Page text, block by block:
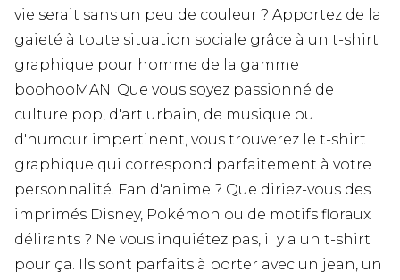
vie serait sans un peu de couleur ? Apportez de la
gaieté à toute situation sociale grâce à un t-shirt
graphique pour homme de la gamme
boohooMAN. Que vous soyez passionné de
culture pop, d'art urbain, de musique ou
d'humour impertinent, vous trouverez le t-shirt
graphique qui correspond parfaitement à votre
personnalité. Fan d'anime ? Que diriez-vous des
imprimés Disney, Pokémon ou de motifs floraux
délirants ? Ne vous inquiétez pas, il y a un t-shirt
pour ça. Ils sont parfaits à porter avec un jean, un